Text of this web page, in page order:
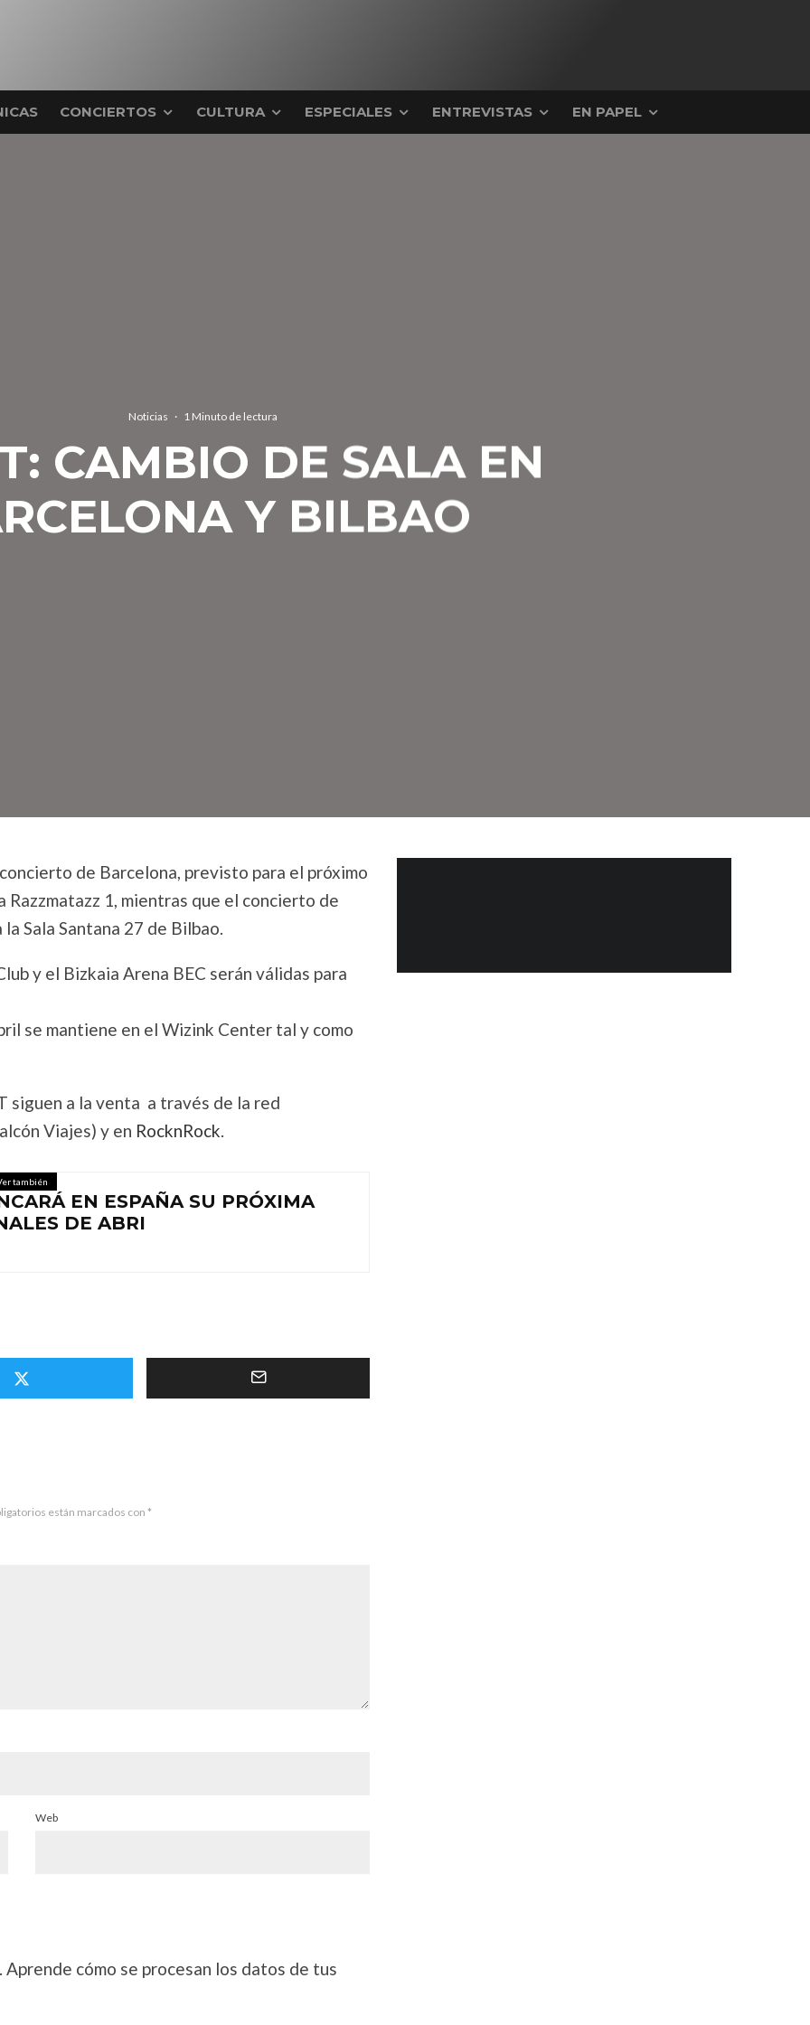
CONCIERTOS CULTURA ESPECIALES ENTREVISTAS EN PAPEL
Noticias · 1 Minuto de lectura
CAMBIO DE SALA EN
Y BILBAO
de Barcelona, previsto para el próximo
Razzmatazz 1, mientras que el concierto de
Sala Santana 27 de Bilbao.
y el Bizkaia Arena BEC serán válidas para
se mantiene en el Wizink Center tal y como
siguen a la venta a través de la red
Viajes) y en RocknRock.
también
EN ESPAÑA SU PRÓXIMA
DE ABRI
están marcados con *
Web
Aprende cómo se procesan los datos de tus